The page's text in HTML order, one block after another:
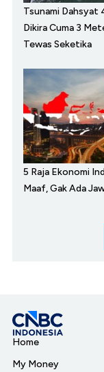
Tsunami Dahsyat
Dikira Cuma 3
Tewas Seketika
5 Raja Ekonomi
Maaf, Gak Ada
Home
My Money